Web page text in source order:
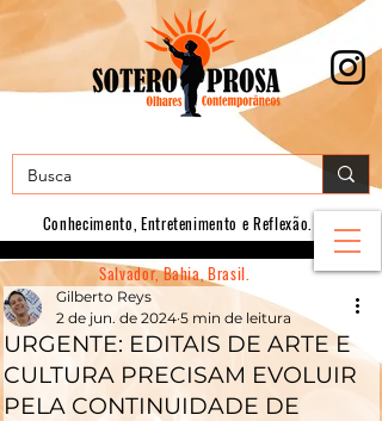
Conhecimento, Entretenimento e Reflexão.
Salvador, Bahia, Brasil.
URGENTE: EDITAIS DE ARTE E
CULTURA PRECISAM EVOLUIR
PELA CONTINUIDADE DE
Gilberto Reys
2 de jun. de 2024 5 min de leitura